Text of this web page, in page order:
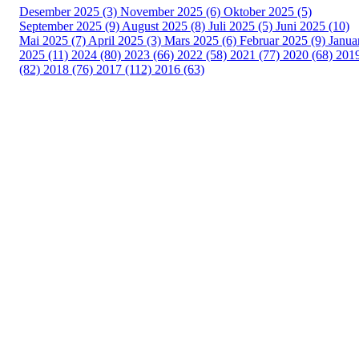
Desember 2025 (3) November 2025 (6) Oktober 2025 (5)
September 2025 (9) August 2025 (8) Juli 2025 (5) Juni 2025 (10)
Mai 2025 (7) April 2025 (3) Mars 2025 (6) Februar 2025 (9)
2025 (11) 2024 (80) 2023 (66) 2022 (58) 2021 (77) 2020 (68)
(82) 2018 (76) 2017 (112) 2016 (63)